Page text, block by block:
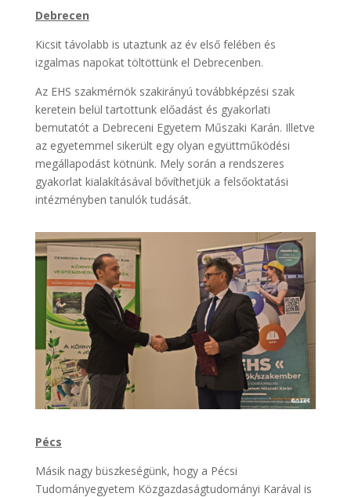
Debrecen
Kicsit távolabb is utaztunk az év első felében és
izgalmas napokat töltöttünk el Debrecenben.
Az EHS szakmérnök szakirányú továbbképzési szak
keretein belül tartottunk előadást és gyakorlati
bemutatót a Debreceni Egyetem Műszaki Karán. Illetve
az egyetemmel sikerült egy olyan együttműködési
megállapodást kötnünk. Mely során a rendszeres
gyakorlat kialakításával bővíthetjük a felsőoktatási
intézményben tanulók tudását.
Pécs
Másik nagy büszkeségünk, hogy a Pécsi
Tudományegyetem Közgazdaságtudományi Karával is